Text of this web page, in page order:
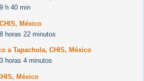
h 40 min
México
horas 22 minutos
a Tapachula, CHIS, México
horas 4 minutos
México